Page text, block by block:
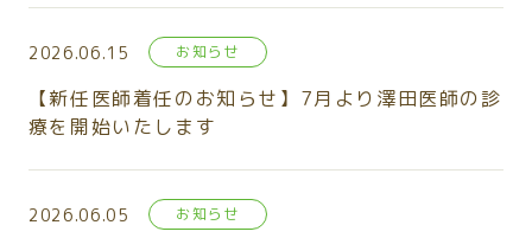
2026.06.15 お知らせ
【新任医師着任のお知らせ】7月より澤田医師の診
療を開始いたします
2026.06.05 お知らせ